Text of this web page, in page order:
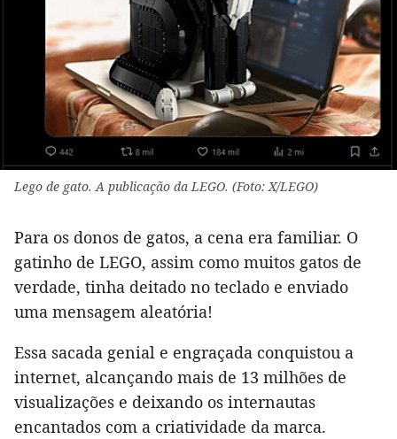
Lego de gato. A publicação da LEGO. (Foto: X/LEGO)
Para os donos de gatos, a cena era familiar. O
gatinho de LEGO, assim como muitos gatos de
verdade, tinha deitado no teclado e enviado
uma mensagem aleatória!
Essa sacada genial e engraçada conquistou a
internet, alcançando mais de 13 milhões de
visualizações e deixando os internautas
encantados com a criatividade da marca.